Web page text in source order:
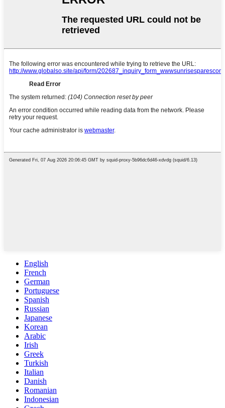
English
French
German
Portuguese
Spanish
Russian
Japanese
Korean
Arabic
Irish
Greek
Turkish
Italian
Danish
Romanian
Indonesian